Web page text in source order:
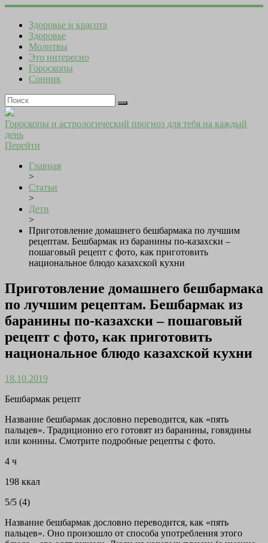
Здоровье и красота
Здоровье
Молитвы
Это интересно
Гороскопы
Сонник
Гороскопы и астрологический прогноз для тебя на каждый
день
Перейти
Главная
>
Статьи
>
Дети
>
Приготовление домашнего бешбармака по лучшим
рецептам. Бешбармак из баранины по-казахски –
пошаговый рецепт с фото, как приготовить
национальное блюдо казахской кухни
Приготовление домашнего бешбармака
по лучшим рецептам. Бешбармак из
баранины по-казахски – пошаговый
рецепт с фото, как приготовить
национальное блюдо казахской кухни
18.10.2019
Бешбармак рецепт
Название бешбармак дословно переводится, как «пять
пальцев». Традиционно его готовят из баранины, говядины
или конины. Смотрите подробные рецепты с фото.
4 ч
198 ккал
5/5 (4)
Название бешбармак дословно переводится, как «пять
пальцев». Оно произошло от способа употребления этого